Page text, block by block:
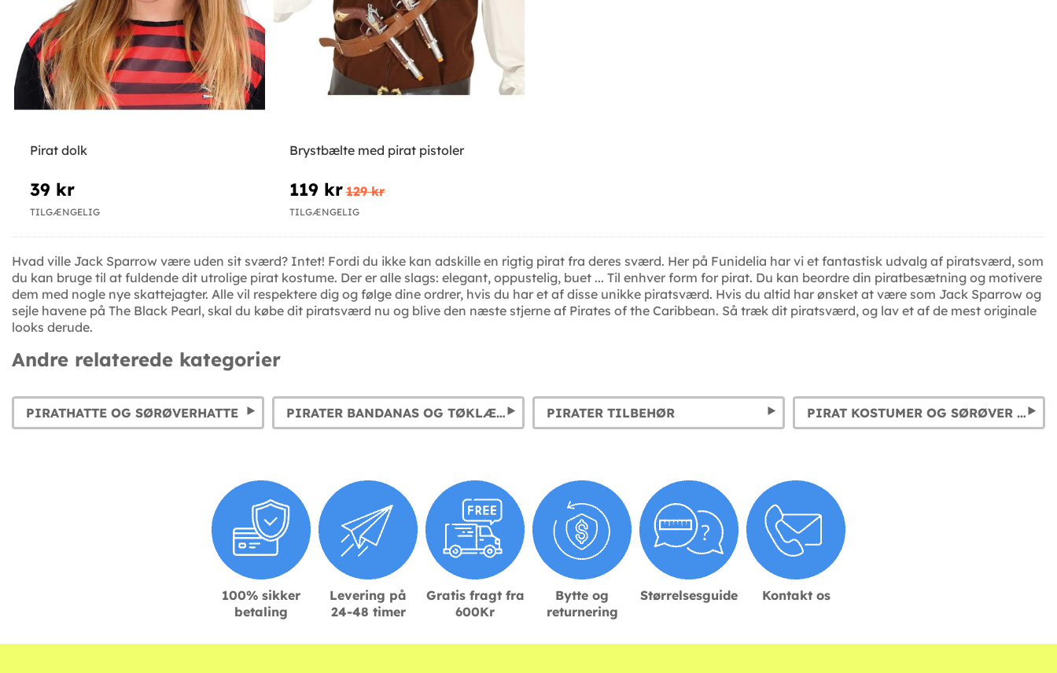
Pirat dolk
39 kr
TILGÆNGELIG
Brystbælte med pirat pistoler
119 kr 129 kr
TILGÆNGELIG
Hvad ville Jack Sparrow være uden sit sværd? Intet! Fordi du ikke kan adskille en rigtig pirat fra deres sværd. Her på Funidelia har vi et fantastisk udvalg af piratsværd, som
du kan bruge til at fuldende dit utrolige pirat kostume. Der er alle slags: elegant, oppustelig, buet ... Til enhver form for pirat. Du kan beordre din piratbesætning og motivere
dem med nogle nye skattejagter. Alle vil respektere dig og følge dine ordrer, hvis du har et af disse unikke piratsværd. Hvis du altid har ønsket at være som Jack Sparrow og
sejle havene på The Black Pearl, skal du købe dit piratsværd nu og blive den næste stjerne af Pirates of the Caribbean. Så træk dit piratsværd, og lav et af de mest originale
looks derude.
Andre relaterede kategorier
PIRATHATTE OG SØRØVERHATTE PIRATER BANDANAS OG TØKLÆDER PIRATER TILBEHØR PIRAT KOSTUMER OG SØRØVER UDKLÆDNING
100% sikker
betaling
Levering på
24-48 timer
Gratis fragt fra
600Kr
Bytte og
returnering
Størrelsesguide Kontakt os